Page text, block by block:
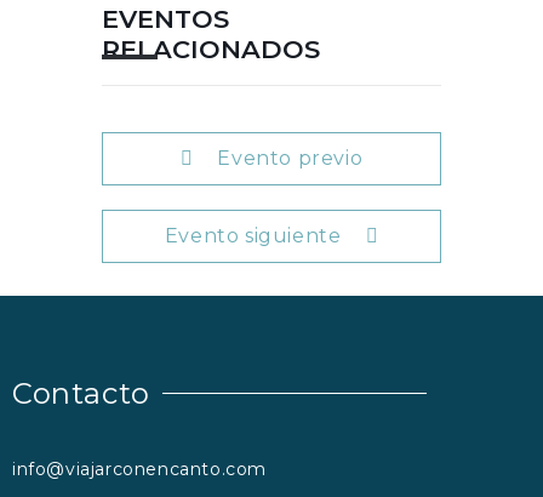
EVENTOS
RELACIONADOS
Evento previo
Evento siguiente
Contacto
info@viajarconencanto.com